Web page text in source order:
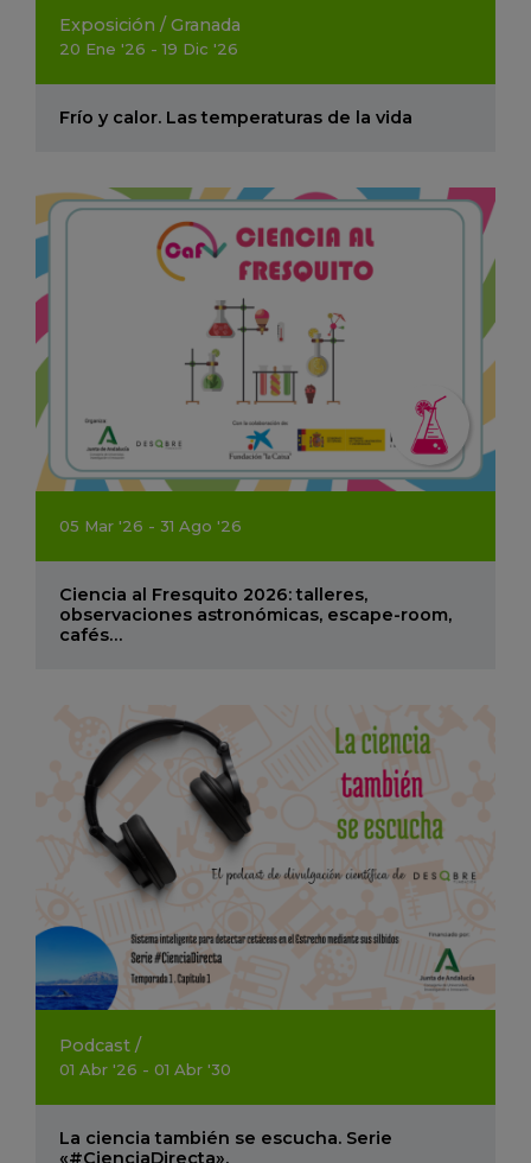
Exposición / Granada
20 Ene '26 - 19 Dic '26
Frío y calor. Las temperaturas de la vida
05 Mar '26 - 31 Ago '26
Ciencia al Fresquito 2026: talleres,
observaciones astronómicas, escape-room,
cafés…
Podcast /
01 Abr '26 - 01 Abr '30
La ciencia también se escucha. Serie
«#CienciaDirecta».